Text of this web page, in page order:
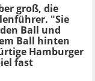
groß, die
"Sie
Ball und
Ball hinten
Hamburger
fast